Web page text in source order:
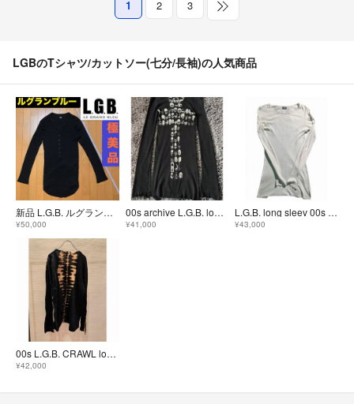
1 2 3
LGBのTシャツ/カットソー(七分/長袖)の人気商品
新品 L.G.B. ルグランブルー 黒 長袖 カットソー 1
¥50,000
00s archive L.G.B. long sleeve ロンT
¥41,000
L.G.B. long sleev 00s archive
¥43,000
00s L.G.B. CRAWL long sleeve t-shirt tee
¥42,000